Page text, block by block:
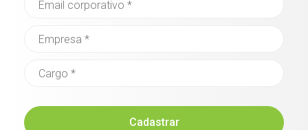
Cadastrar